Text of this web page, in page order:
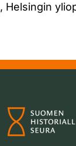
Helsingin